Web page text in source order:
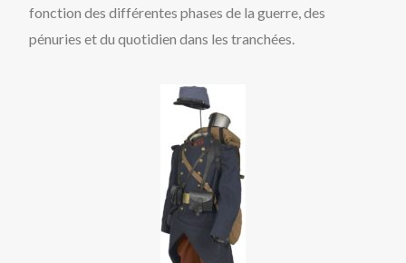
fonction des différentes phases de la guerre, des
pénuries et du quotidien dans les tranchées.